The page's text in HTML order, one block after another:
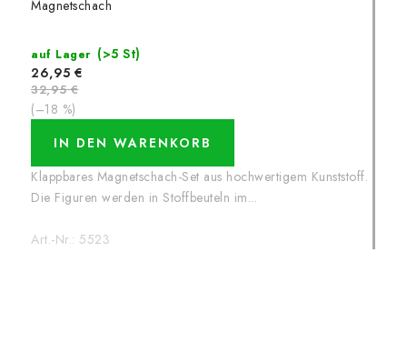
Magnetschach
auf Lager (>5 St)
26,95 €
32,95 €
(–18 %)
IN DEN WARENKORB
Klappbares Magnetschach-Set aus hochwertigem Kunststoff.
Die Figuren werden in Stoffbeuteln im...
Art.-Nr.: 5523